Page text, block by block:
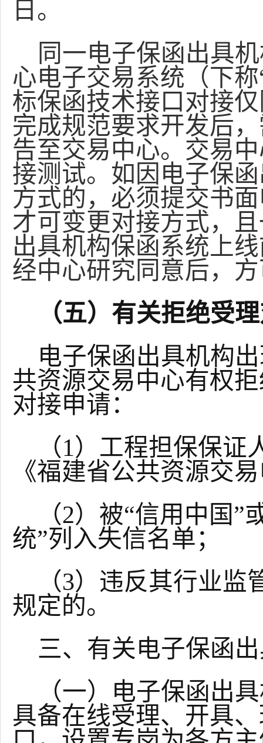
日。
同一电子保函出具
心电子交易系统（下称
标保函技术接口对接
完成规范要求开发后
告至交易中心。交易
接测试。如因电子保
方式的，必须提交书
才可变更对接方式，
出具机构保函系统上
经中心研究同意后，
（五）有关拒绝受
电子保函出具机构
共资源交易中心有权
对接申请：
（1）工程担保保证
《福建省公共资源交
（2）被“信用中国”
统”列入失信名单；
（3）违反其行业监
规定的。
三、有关电子保函
（一）电子保函出
具备在线受理、开具